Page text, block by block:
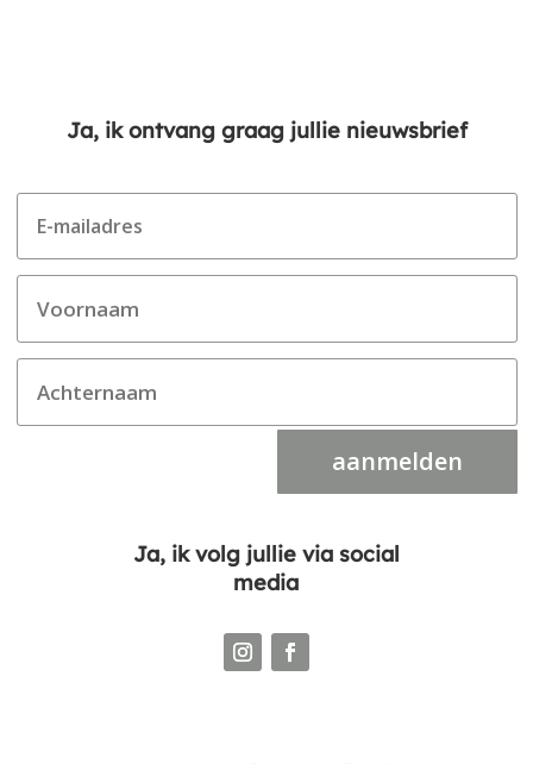
Ja, ik ontvang graag jullie nieuwsbrief
aanmelden
Ja, ik volg jullie via social
media